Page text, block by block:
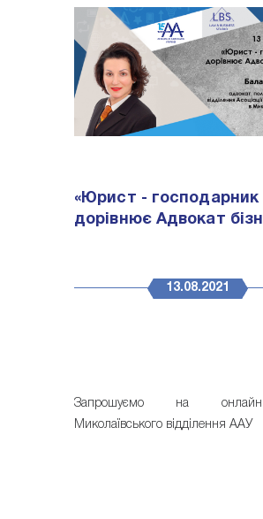
«Юрист - господарник
дорівнює Адвокат
13.08.2021
Запрошуємо на
Миколаївського відділення ААУ